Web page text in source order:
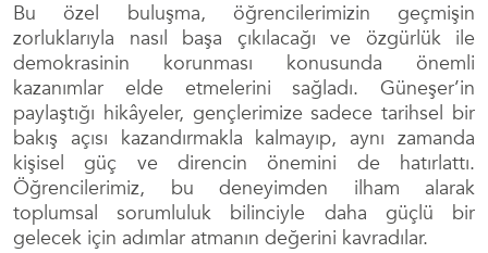
Bu özel buluşma, öğrencilerimizin geçmişin
zorluklarıyla nasıl başa çıkılacağı ve özgürlük ile
demokrasinin korunması konusunda önemli
kazanımlar elde etmelerini sağladı. Güneşer’in
paylaştığı hikâyeler, gençlerimize sadece tarihsel bir
bakış açısı kazandırmakla kalmayıp, aynı zamanda
kişisel güç ve direncin önemini de hatırlattı.
Öğrencilerimiz, bu deneyimden ilham alarak
toplumsal sorumluluk bilinciyle daha güçlü bir
gelecek için adımlar atmanın değerini kavradılar.